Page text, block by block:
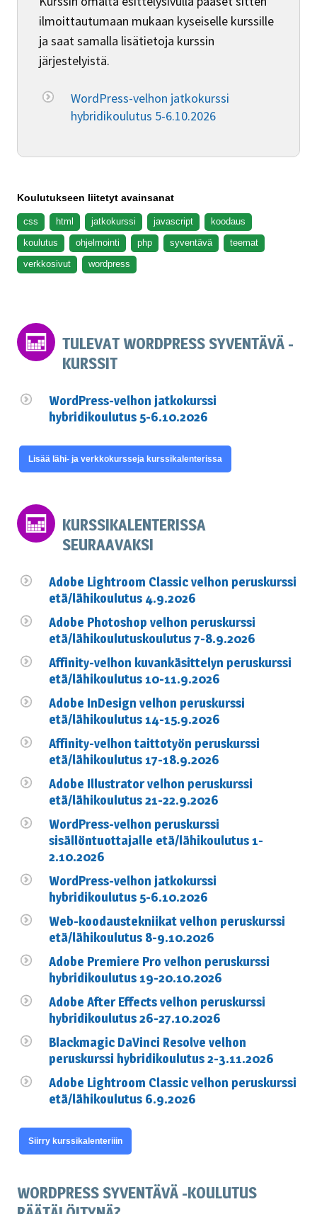
ilmoittautumaan mukaan kyseiselle kurssille
ja saat samalla lisätietoja kurssin
järjestelyistä.
WordPress-velhon jatkokurssi
hybridikoulutus 5-6.10.2026
Koulutukseen liitetyt avainsanat
css html jatkokurssi javascript
koodaus
koulutus
ohjelmointi php syventävä
teemat
verkkosivut
wordpress
TULEVAT WORDPRESS SYVENTÄVÄ -
KURSSIT
WordPress-velhon jatkokurssi
hybridikoulutus 5-6.10.2026
Lisää lähi- ja verkkokursseja kurssikalenterissa
KURSSIKALENTERISSA
SEURAAVAKSI
Adobe Lightroom Classic velhon peruskurssi
etä/lähikoulutus 4.9.2026
Adobe Photoshop velhon peruskurssi
etä/lähikoulutuskoulutus 7-8.9.2026
Affinity-velhon kuvankäsittelyn peruskurssi
etä/lähikoulutus 10-11.9.2026
Adobe InDesign velhon peruskurssi
etä/lähikoulutus 14-15.9.2026
Affinity-velhon taittotyön peruskurssi
etä/lähikoulutus 17-18.9.2026
Adobe Illustrator velhon peruskurssi
etä/lähikoulutus 21-22.9.2026
WordPress-velhon peruskurssi
sisällöntuottajalle etä/lähikoulutus 1-
2.10.2026
WordPress-velhon jatkokurssi
hybridikoulutus 5-6.10.2026
Web-koodaustekniikat velhon peruskurssi
etä/lähikoulutus 8-9.10.2026
Adobe Premiere Pro velhon peruskurssi
hybridikoulutus 19-20.10.2026
Adobe After Effects velhon peruskurssi
hybridikoulutus 26-27.10.2026
Blackmagic DaVinci Resolve velhon
peruskurssi hybridikoulutus 2-3.11.2026
Adobe Lightroom Classic velhon peruskurssi
etä/lähikoulutus 6.9.2026
Siirry kurssikalenteriiin
WORDPRESS SYVENTÄVÄ -KOULUTUS